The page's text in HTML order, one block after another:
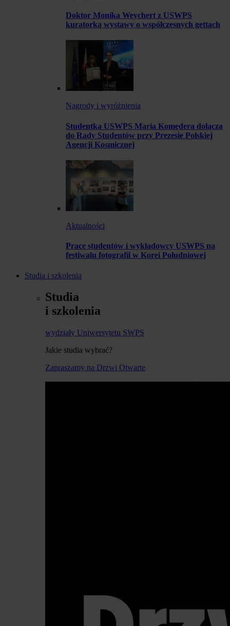
Doktor Monika Weychert z USWPS
kuratorką wystawy o współczesnych gettach
Nagrody i wyróżnienia
Studentka USWPS Maria Komędera dołącza
do Rady Studentów przy Prezesie Polskiej
Agencji Kosmicznej
Aktualności
Prace studentów i wykładowcy USWPS na
festiwalu fotografii w Korei Południowej
Studia i szkolenia
Studia
i szkolenia
wydziały Uniwersytetu SWPS
Jakie studia wybrać?
Zapraszamy na Drzwi Otwarte